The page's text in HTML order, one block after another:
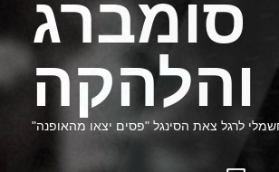
סומברג
והלהקה
לרגל צאת הסינגל "פסים יצאו מהאופנה"